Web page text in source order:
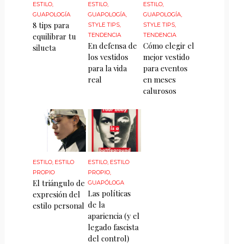
ESTILO,
GUAPOLOGÍA
8 tips para
equilibrar tu
silueta
ESTILO,
GUAPOLOGÍA,
STYLE TIPS,
TENDENCIA
En defensa de
los vestidos
para la vida
real
ESTILO,
GUAPOLOGÍA,
STYLE TIPS,
TENDENCIA
Cómo elegir el
mejor vestido
para eventos
en meses
calurosos
ESTILO, ESTILO
PROPIO
El triángulo de
expresión del
estilo personal
ESTILO ESTILO
PROPIO
GUAPÓLOGA
Las políticas
de la
apariencia (y el
legado fascista
del control)